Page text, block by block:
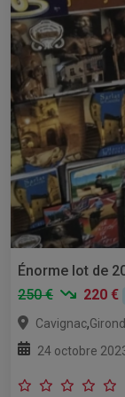
Énorme lot de
250 €
220 €
Cavignac,
24 octobre